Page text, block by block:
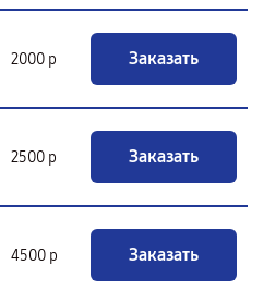
2000 р Заказать
2500 р Заказать
4500 р Заказать